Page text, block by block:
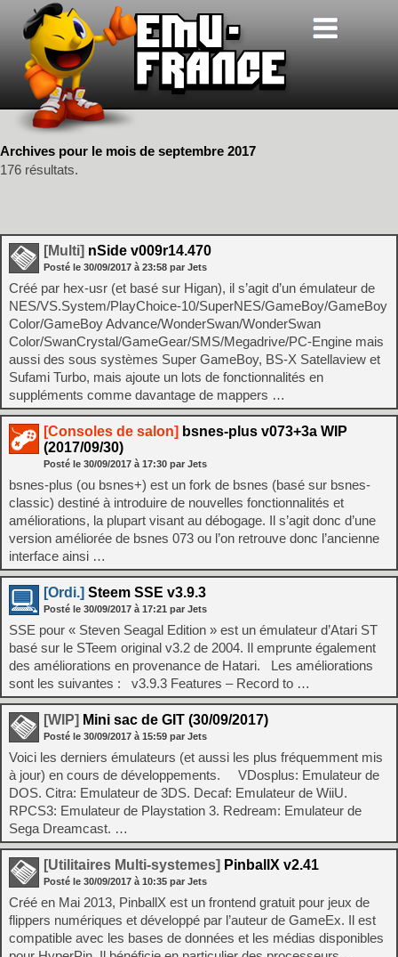
Archives pour le mois de septembre 2017
176 résultats.
[Multi] nSide v009r14.470
Posté le 30/09/2017 à 23:58 par Jets
Créé par hex-usr (et basé sur Higan), il s’agit d’un émulateur de
NES/VS.System/PlayChoice-10/SuperNES/GameBoy/GameBoy
Color/GameBoy Advance/WonderSwan/WonderSwan
Color/SwanCrystal/GameGear/SMS/Megadrive/PC-Engine mais
aussi des sous systèmes Super GameBoy, BS-X Satellaview et
Sufami Turbo, mais ajoute un lots de fonctionnalités en
suppléments comme davantage de mappers …
[Consoles de salon] bsnes-plus v073+3a WIP
(2017/09/30)
Posté le 30/09/2017 à 17:30 par Jets
bsnes-plus (ou bsnes+) est un fork de bsnes (basé sur bsnes-
classic) destiné à introduire de nouvelles fonctionnalités et
améliorations, la plupart visant au débogage. Il s’agit donc d’une
version améliorée de bsnes 073 ou l’on retrouve donc l’ancienne
interface ainsi …
[Ordi.] Steem SSE v3.9.3
Posté le 30/09/2017 à 17:21 par Jets
SSE pour « Steven Seagal Edition » est un émulateur d’Atari ST
basé sur le STeem original v3.2 de 2004. Il emprunte également
des améliorations en provenance de Hatari. Les améliorations
sont les suivantes : v3.9.3 Features – Record to …
[WIP] Mini sac de GIT (30/09/2017)
Posté le 30/09/2017 à 15:59 par Jets
Voici les derniers émulateurs (et aussi les plus fréquemment mis
à jour) en cours de développements. VDosplus: Emulateur de
DOS. Citra: Emulateur de 3DS. Decaf: Emulateur de WiiU.
RPCS3: Emulateur de Playstation 3. Redream: Emulateur de
Sega Dreamcast. …
[Utilitaires Multi-systemes] PinballX v2.41
Posté le 30/09/2017 à 10:35 par Jets
Créé en Mai 2013, PinballX est un frontend gratuit pour jeux de
flippers numériques et développé par l’auteur de GameEx. Il est
compatible avec les bases de données et les médias disponibles